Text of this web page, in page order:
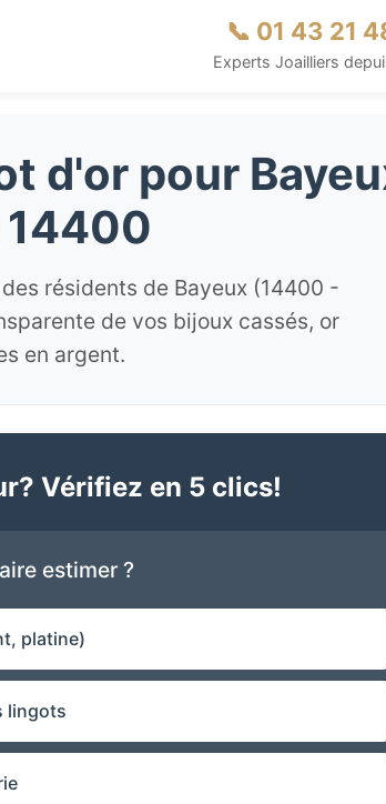
📞 01 43 21
Experts Joailliers
d'or pour
14400
résidents de Bayeux (14400 -
de vos bijoux cassés, or
en argent.
Vérifiez en 5 clics!
estimer ?
platine)
lingots